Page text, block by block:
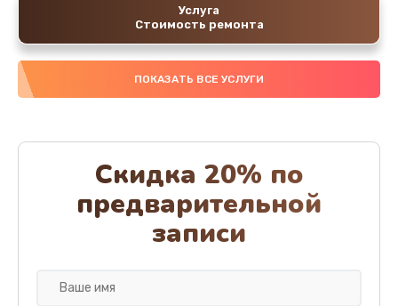
Услуга
Стоимость ремонта
ПОКАЗАТЬ ВСЕ УСЛУГИ
Скидка 20% по
предварительной
записи